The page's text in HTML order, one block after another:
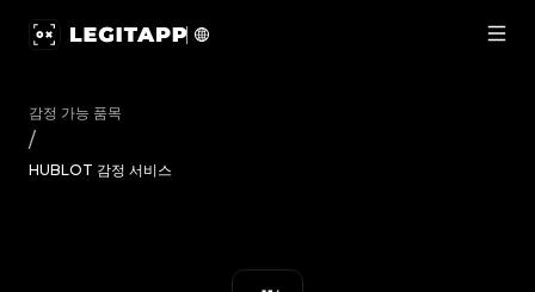
감정 가능 품목
/
HUBLOT 감정 서비스